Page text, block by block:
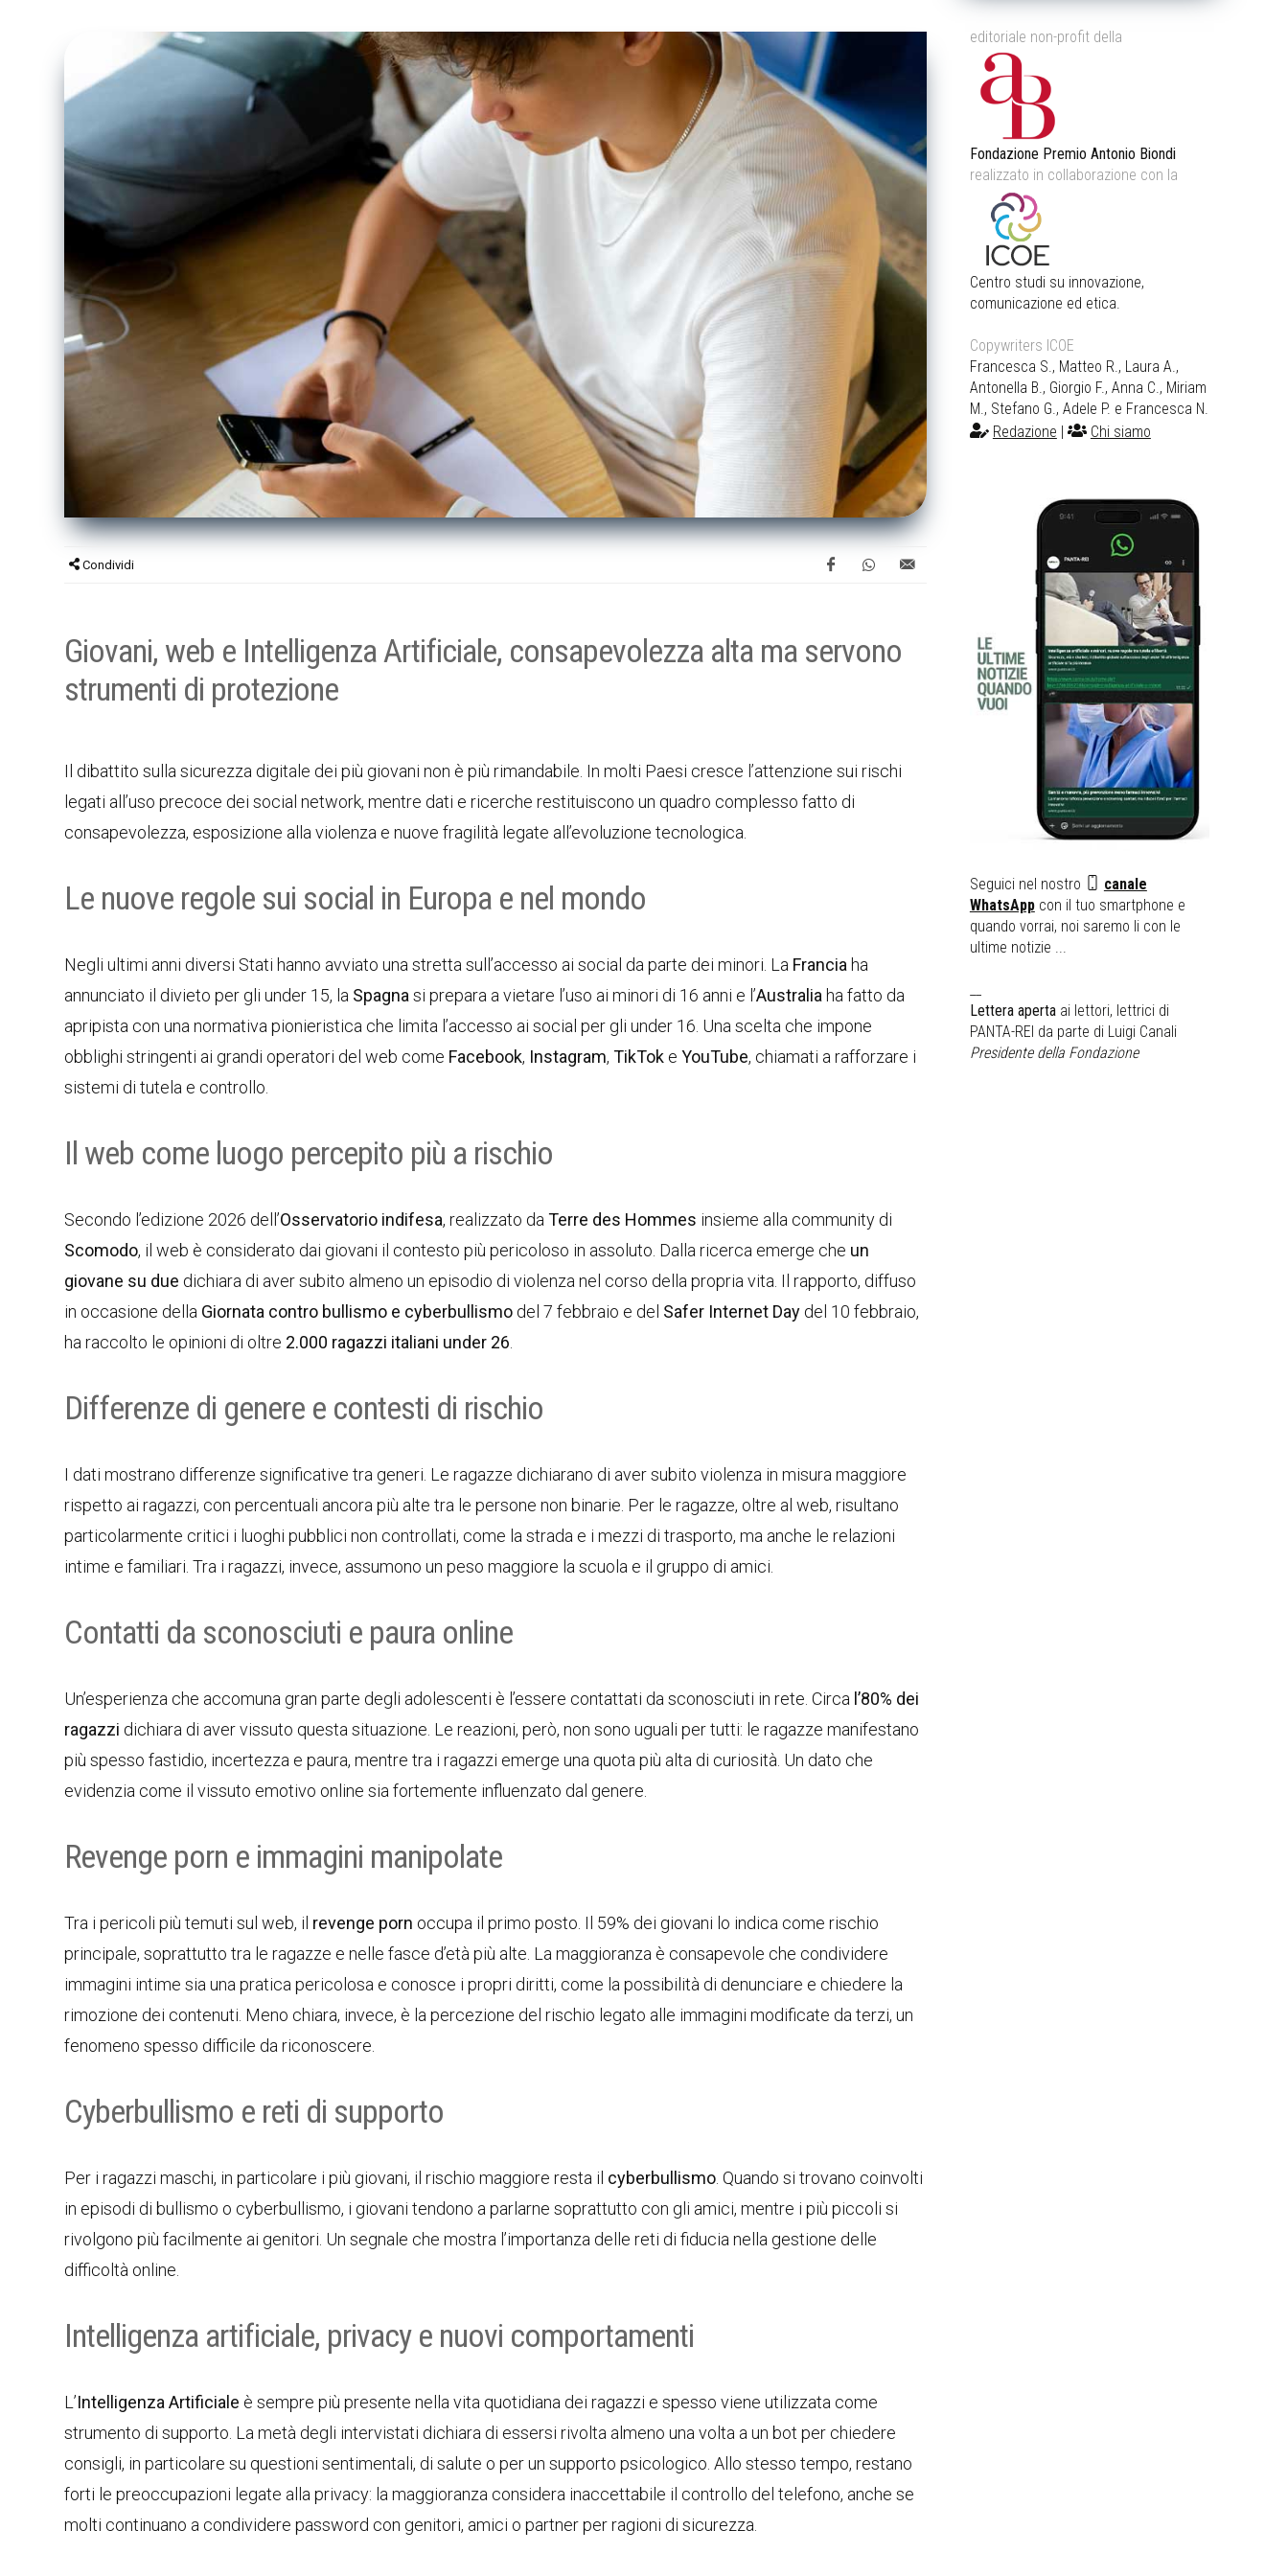
Condividi
Giovani, web e Intelligenza Artificiale, consapevolezza alta ma servono
strumenti di protezione
Il dibattito sulla sicurezza digitale dei più giovani non è più rimandabile. In molti Paesi cresce l’attenzione sui rischi
legati all’uso precoce dei social network, mentre dati e ricerche restituiscono un quadro complesso fatto di
consapevolezza, esposizione alla violenza e nuove fragilità legate all’evoluzione tecnologica.
Le nuove regole sui social in Europa e nel mondo
Negli ultimi anni diversi Stati hanno avviato una stretta sull’accesso ai social da parte dei minori. La Francia ha
annunciato il divieto per gli under 15, la Spagna si prepara a vietare l’uso ai minori di 16 anni e l’Australia ha fatto da
apripista con una normativa pionieristica che limita l’accesso ai social per gli under 16. Una scelta che impone
obblighi stringenti ai grandi operatori del web come Facebook, Instagram,TikTok eYouTube, chiamati a rafforzare i
sistemi di tutela e controllo.
Il web come luogo percepito più a rischio
Secondo l’edizione 2026 dell’Osservatorio indifesa, realizzato daTerre des Hommes insieme alla community di
Scomodo, il web è considerato dai giovani il contesto più pericoloso in assoluto. Dalla ricerca emerge che un
giovane su due dichiara di aver subito almeno un episodio di violenza nel corso della propria vita. Il rapporto, diffuso
in occasione della Giornata contro bullismo e cyberbullismo del 7 febbraio e del Safer Internet Day del 10 febbraio,
ha raccolto le opinioni di oltre 2.000 ragazzi italiani under 26
Differenze di genere e contesti di rischio
I dati mostrano differenze significative tra generi. Le ragazze dichiarano di aver subito violenza in misura maggiore
rispetto ai ragazzi, con percentuali ancora più alte tra le persone non binarie. Per le ragazze, oltre al web, risultano
particolarmente critici i luoghi pubblici non controllati, come la strada e i mezzi di trasporto, ma anche le relazioni
intime e familiari. Tra i ragazzi, invece, assumono un peso maggiore la scuola e il gruppo di amici.
Contatti da sconosciuti e paura online
Un’esperienza che accomuna gran parte degli adolescenti è l’essere contattati da sconosciuti in rete. Circa l’80% dei
ragazzi dichiara di aver vissuto questa situazione. Le reazioni, però, non sono uguali per tutti: le ragazze manifestano
più spesso fastidio, incertezza e paura, mentre tra i ragazzi emerge una quota più alta di curiosità. Un dato che
evidenzia come il vissuto emotivo online sia fortemente influenzato dal genere.
Revenge porn e immagini manipolate
Tra i pericoli più temuti sul web, il revenge porn occupa il primo posto. Il 59% dei giovani lo indica come rischio
principale, soprattutto tra le ragazze e nelle fasce d’età più alte. La maggioranza è consapevole che condividere
immagini intime sia una pratica pericolosa e conosce i propri diritti, come la possibilità di denunciare e chiedere la
rimozione dei contenuti. Meno chiara, invece, è la percezione del rischio legato alle immagini modificate da terzi, un
fenomeno spesso difficile da riconoscere.
Cyberbullismo e reti di supporto
Per i ragazzi maschi, in particolare i più giovani, il rischio maggiore resta il cyberbullismo . Quando si trovano coinvolti
in episodi di bullismo o cyberbullismo, i giovani tendono a parlarne soprattutto con gli amici, mentre i più piccoli si
rivolgono più facilmente ai genitori. Un segnale che mostra l’importanza delle reti di fiducia nella gestione delle
difficoltà online.
Intelligenza artificiale, privacy e nuovi comportamenti
L’Intelligenza Artificiale è sempre più presente nella vita quotidiana dei ragazzi e spesso viene utilizzata come
strumento di supporto. La metà degli intervistati dichiara di essersi rivolta almeno una volta a un bot per chiedere
consigli, in particolare su questioni sentimentali, di salute o per un supporto psicologico. Allo stesso tempo, restano
forti le preoccupazioni legate alla privacy: la maggioranza considera inaccettabile il controllo del telefono, anche se
molti continuano a condividere password con genitori, amici o partner per ragioni di sicurezza.
editoriale non-profit della
Fondazione Premio Antonio Biondi
realizzato in collaborazione con la
Centro studi su innovazione,
comunicazione ed etica.
Copywriters ICOE
Francesca S., Matteo R., Laura A.,
Antonella B., Giorgio F., Anna C., Miriam
M., Stefano G., Adele P. e Francesca N.
Redazione
Chi siamo
Seguici nel nostro
canale
WhatsAppcon il tuo smartphone e
quando vorrai, noi saremo li con le
ultime notizie ...
Lettera apertaai lettori, lettrici di
PANTA-REI da parte di Luigi Canali
Presidente della Fondazione